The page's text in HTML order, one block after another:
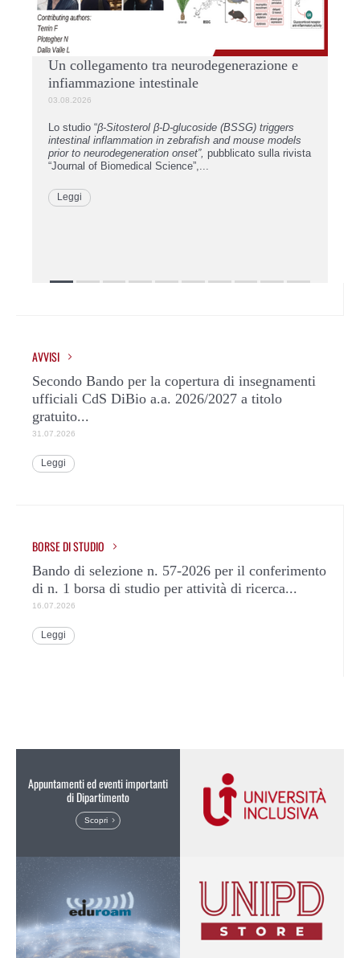
Un collegamento tra neurodegenerazione e
infiammazione intestinale
03.08.2026
Lo studio “β-Sitosterol β-D-glucoside (BSSG) triggers
intestinal inflammation in zebrafish and mouse models
prior to neurodegeneration onset”, pubblicato sulla rivista
“Journal of Biomedical Science”,...
Leggi
AVVISI
Secondo Bando per la copertura di insegnamenti
ufficiali CdS DiBio a.a. 2026/2027 a titolo
gratuito...
31.07.2026
Leggi
BORSE DI STUDIO
Bando di selezione n. 57-2026 per il conferimento
di n. 1 borsa di studio per attività di ricerca...
16.07.2026
Leggi
Appuntamenti ed eventi importanti
di Dipartimento
Scopri